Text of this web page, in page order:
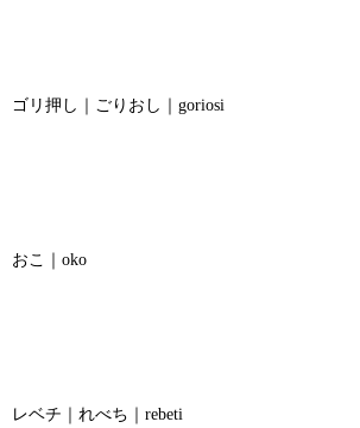
ゴリ押し｜ごりおし｜goriosi
おこ｜oko
レベチ｜れべち｜rebeti